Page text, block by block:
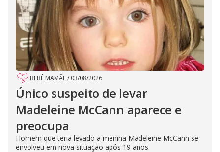
BEBÊ MAMÃE/ 03/08/2026
Único suspeito de levar
Madeleine McCann aparece e
preocupa
Homem que teria levado a menina Madeleine McCann se
envolveu em nova situação após 19 anos.